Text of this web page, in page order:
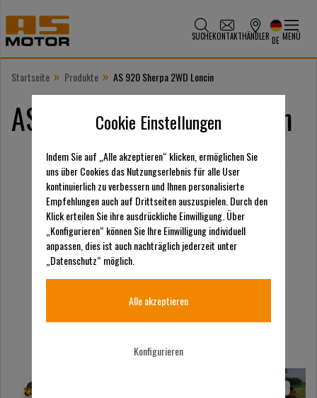
SUCHEKONTAKTHÄNDLER DE MENÜ
Startseite » Produkte » AS 920 Sherpa 2WD Loncin
AS 920 Sherpa 2WD Loncin
Cookie Einstellungen
Indem Sie auf „Alle akzeptieren“ klicken, ermöglichen Sie
uns über Cookies das Nutzungserlebnis für alle User
kontinuierlich zu verbessern und Ihnen personalisierte
Empfehlungen auch auf Drittseiten auszuspielen. Durch den
Klick erteilen Sie ihre ausdrückliche Einwilligung. Über
„Konfigurieren“ können Sie Ihre Einwilligung individuell
anpassen, dies ist auch nachträglich jederzeit unter
„Datenschutz“ möglich.
Alle akzeptieren
Konfigurieren